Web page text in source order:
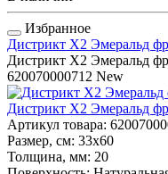
Избранное
Дистрикт Х2 Эмеральд
Дистрикт Х2 Эмеральд
620070000712 New
Дистрикт Х2 Эмеральд
Артикул товара:
Размер, см: 33x60
Толщина, мм: 20